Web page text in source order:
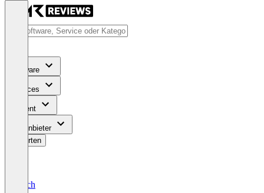
Software
Services
Content
Für Anbieter
Bewerten
Deutsch